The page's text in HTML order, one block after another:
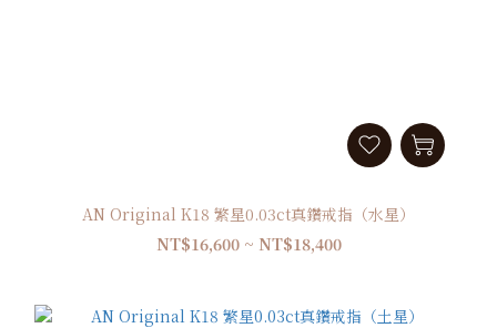
AN Original K18 繁星0.03ct真鑽戒指（水星）
NT$16,600 ~ NT$18,400